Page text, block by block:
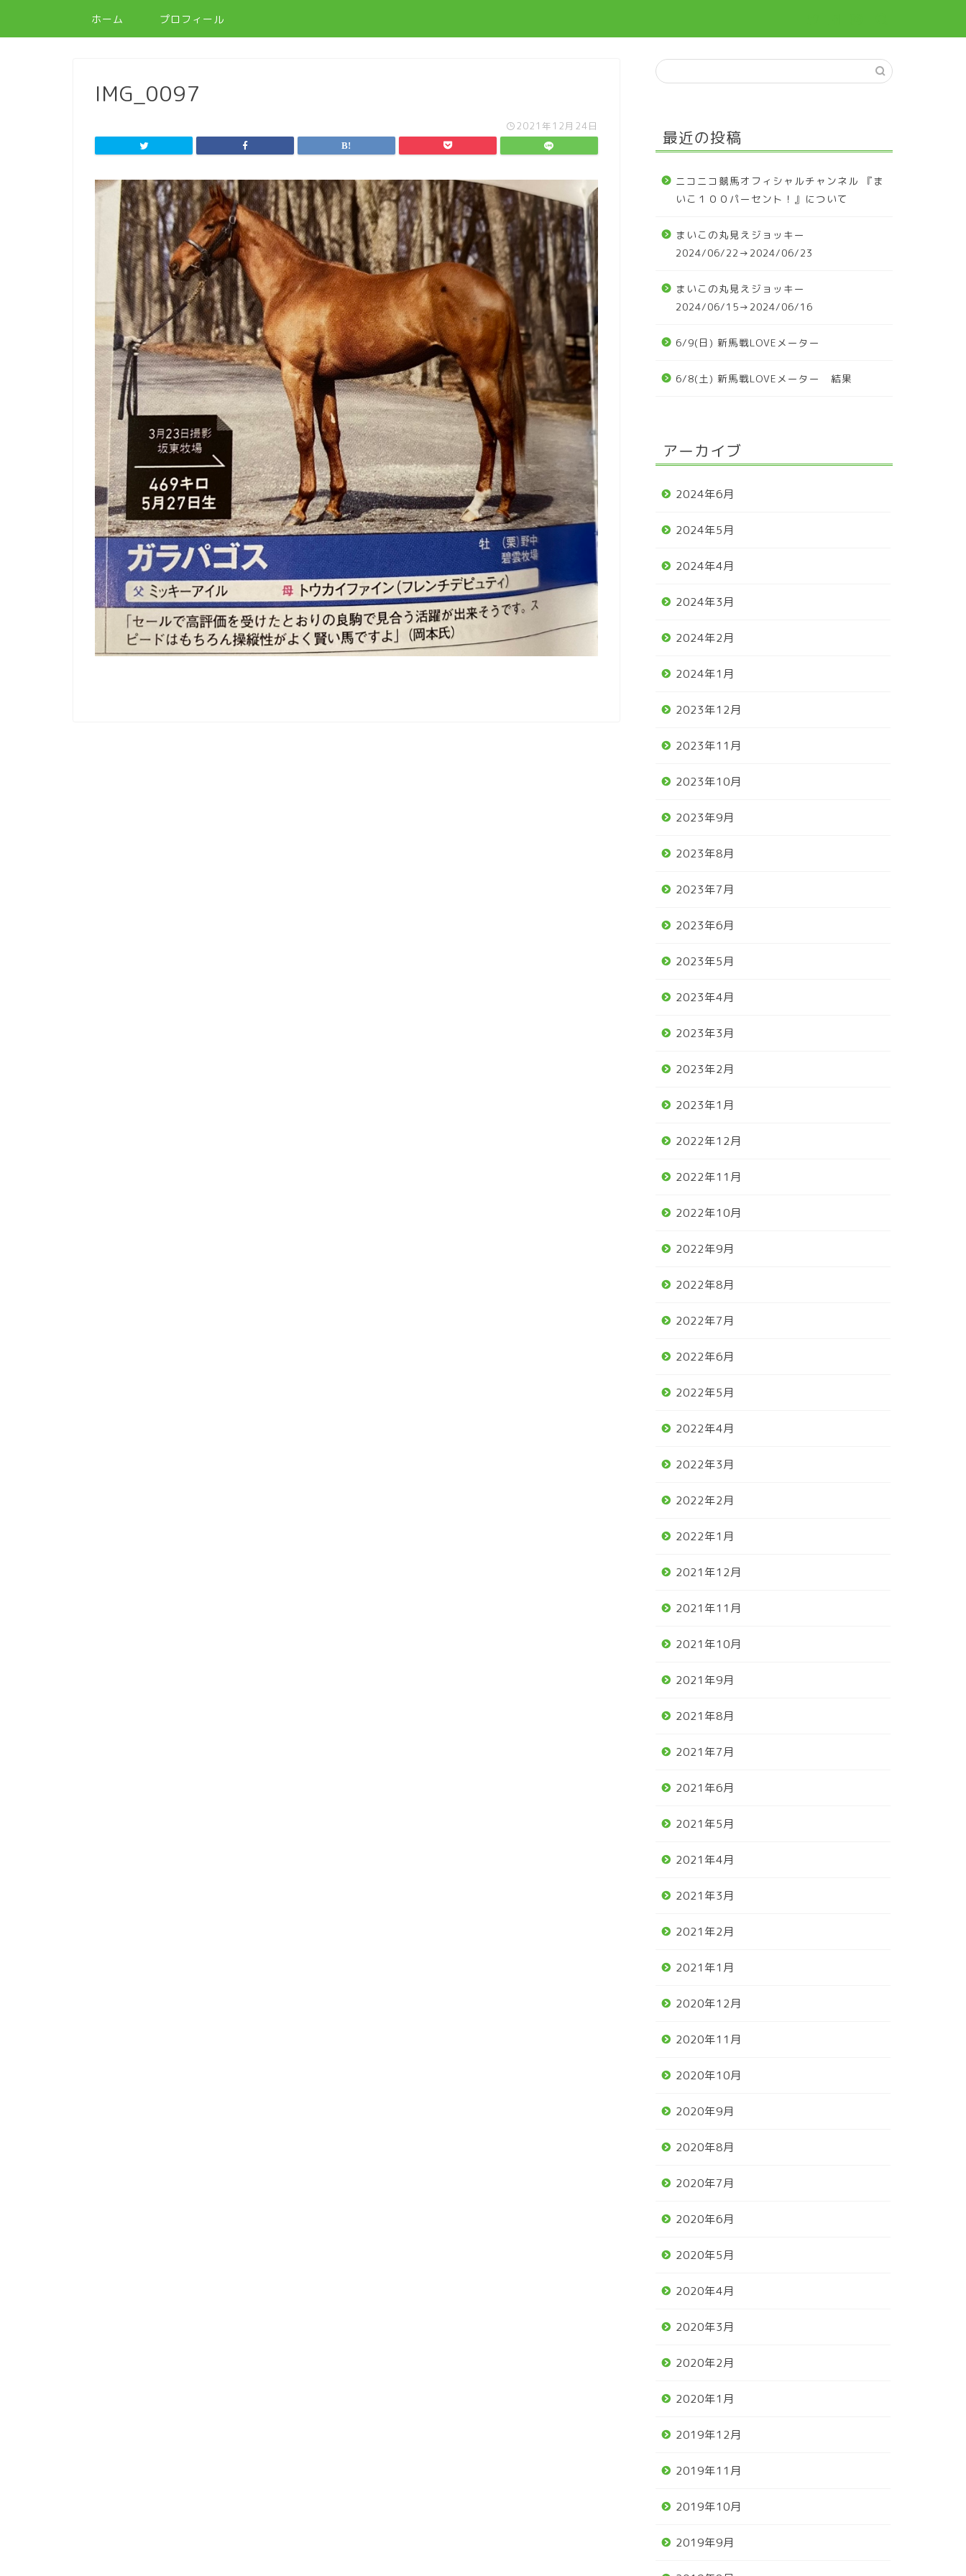
ホーム プロフィール
IMG_0097
2021年12月24日
最近の投稿
ニコニコ競馬オフィシャルチャンネル 『ま
いこ１００パーセント！』について
まいこの丸見えジョッキー
2024/06/22→2024/06/23
まいこの丸見えジョッキー
2024/06/15→2024/06/16
6/9(日) 新馬戦LOVEメーター
6/8(土) 新馬戦LOVEメーター 結果
アーカイブ
2024年6月
2024年5月
2024年4月
2024年3月
2024年2月
2024年1月
2023年12月
2023年11月
2023年10月
2023年9月
2023年8月
2023年7月
2023年6月
2023年5月
2023年4月
2023年3月
2023年2月
2023年1月
2022年12月
2022年11月
2022年10月
2022年9月
2022年8月
2022年7月
2022年6月
2022年5月
2022年4月
2022年3月
2022年2月
2022年1月
2021年12月
2021年11月
2021年10月
2021年9月
2021年8月
2021年7月
2021年6月
2021年5月
2021年4月
2021年3月
2021年2月
2021年1月
2020年12月
2020年11月
2020年10月
2020年9月
2020年8月
2020年7月
2020年6月
2020年5月
2020年4月
2020年3月
2020年2月
2020年1月
2019年12月
2019年11月
2019年10月
2019年9月